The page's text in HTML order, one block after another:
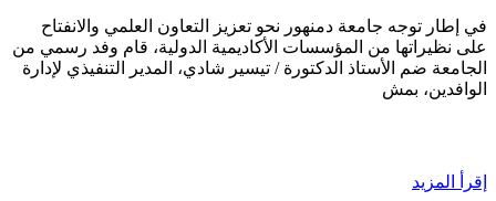
في إطار توجه جامعة دمنهور نحو تعزيز التعاون العلمي والانفتاح
على نظيراتها من المؤسسات الأكاديمية الدولية، قام وفد رسمي من
الجامعة ضم الأستاذ الدكتورة / تيسير شادي، المدير التنفيذي لإدارة
الوافدين، بمش
إقرأ المزيد